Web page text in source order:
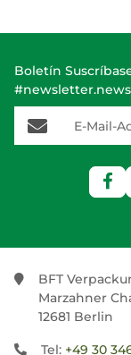
Boletín
E-Mail-Adresse
BFT
Marzahner
12681 Berlin
Tel: +49 30